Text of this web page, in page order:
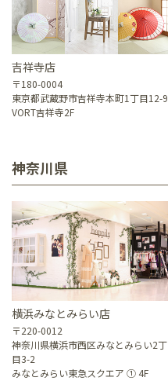
吉祥寺店
〒180-0004
東京都武蔵野市吉祥寺本町1丁目12-9
VORT吉祥寺2F
神奈川県
横浜みなとみらい店
〒220-0012
神奈川県横浜市西区みなとみらい2丁
目3-2
みなとみらい東急スクエア ① 4F